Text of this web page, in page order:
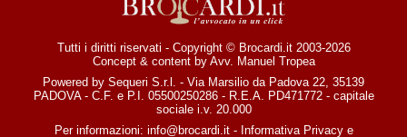
Tutti i diritti riservati - Copyright © Brocardi.it 2003-2026
Concept & content by Avv. Manuel Tropea
Powered by Sequeri S.r.l. - Via Marsilio da Padova 22, 35139
PADOVA - C.F. e P.I. 05500250286 - R.E.A. PD471772 - capitale
sociale i.v. 20.000
Per informazioni: info@brocardi.it- Informativa Privacye